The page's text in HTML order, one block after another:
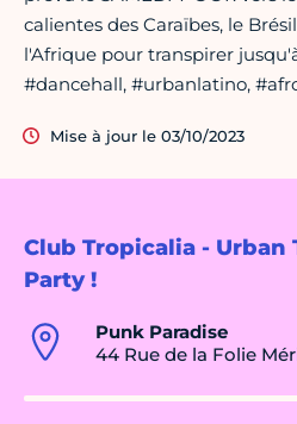
Club Tropicalia - Urban
Party !
Punk Paradise
44 Rue de la Folie
calientes des Caraïbes, le
l'Afrique pour transpirer
#dancehall, #urbanlatino,
Mise à jour le 03/10/2023